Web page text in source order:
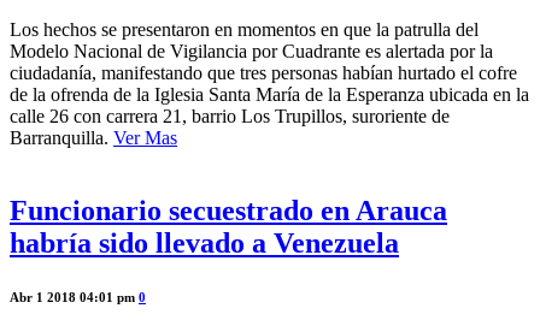
Los hechos se presentaron en momentos en que la patrulla del
Modelo Nacional de Vigilancia por Cuadrante es alertada por la
ciudadanía, manifestando que tres personas habían hurtado el cofre
de la ofrenda de la Iglesia Santa María de la Esperanza ubicada en la
calle 26 con carrera 21, barrio Los Trupillos, suroriente de
Barranquilla. Ver Mas
Funcionario secuestrado en Arauca
habría sido llevado a Venezuela
Abr 1 2018 04:01 pm 0